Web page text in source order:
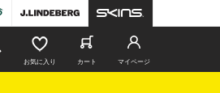
お気に入り カート マイページ